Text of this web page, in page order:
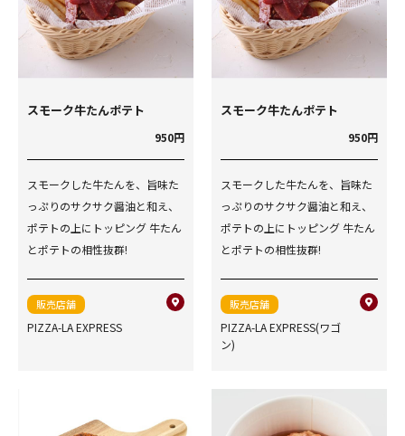
スモーク牛たんポテト
950円
スモークした牛たんを、旨味た
っぷりのサクサク醤油と和え、
ポテトの上にトッピング 牛たん
とポテトの相性抜群!
販売店舗
PIZZA-LA EXPRESS
スモーク牛たんポテト
950円
スモークした牛たんを、旨味た
っぷりのサクサク醤油と和え、
ポテトの上にトッピング 牛たん
とポテトの相性抜群!
販売店舗
PIZZA-LA EXPRESS(ワゴ
ン)